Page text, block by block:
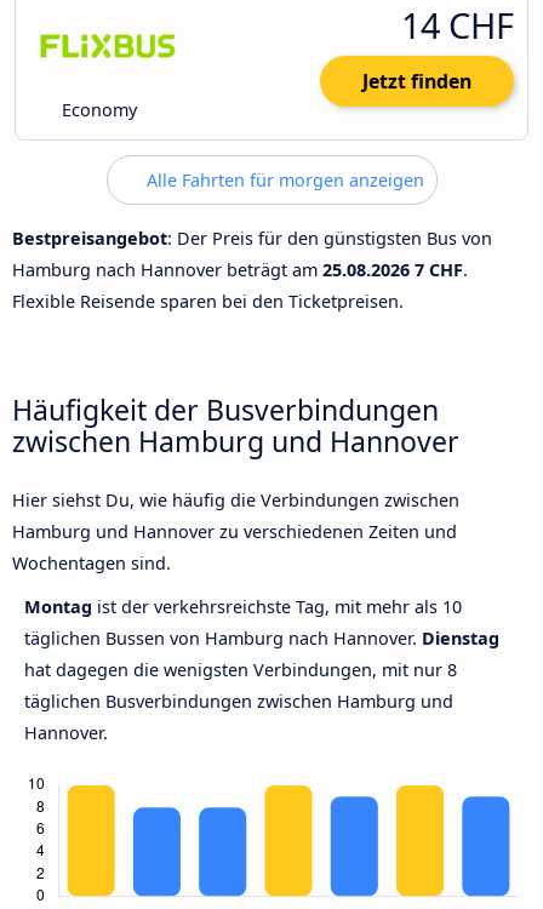
Economy
14 CHF
Jetzt finden
Alle Fahrten für morgen anzeigen
Bestpreisangebot: Der Preis für den günstigsten Bus von
Hamburg nach Hannover beträgt am 25.08.2026 7 CHF.
Flexible Reisende sparen bei den Ticketpreisen.
Häufigkeit der Busverbindungen
zwischen Hamburg und Hannover
Hier siehst Du, wie häufig die Verbindungen zwischen
Hamburg und Hannover zu verschiedenen Zeiten und
Wochentagen sind.
Montag ist der verkehrsreichste Tag, mit mehr als 10
täglichen Bussen von Hamburg nach Hannover. Dienstag
hat dagegen die wenigsten Verbindungen, mit nur 8
täglichen Busverbindungen zwischen Hamburg und
Hannover.